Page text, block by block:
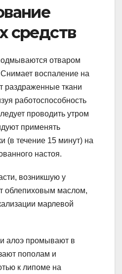
средств
отваром
воспаление на
раздраженные ткани
работоспособность
проводить утром
применять
(в течение 15 минут) на
настоя.
возникшую у
облепиховым маслом,
марлевой
алоэ промывают в
пополам и
к липоме на